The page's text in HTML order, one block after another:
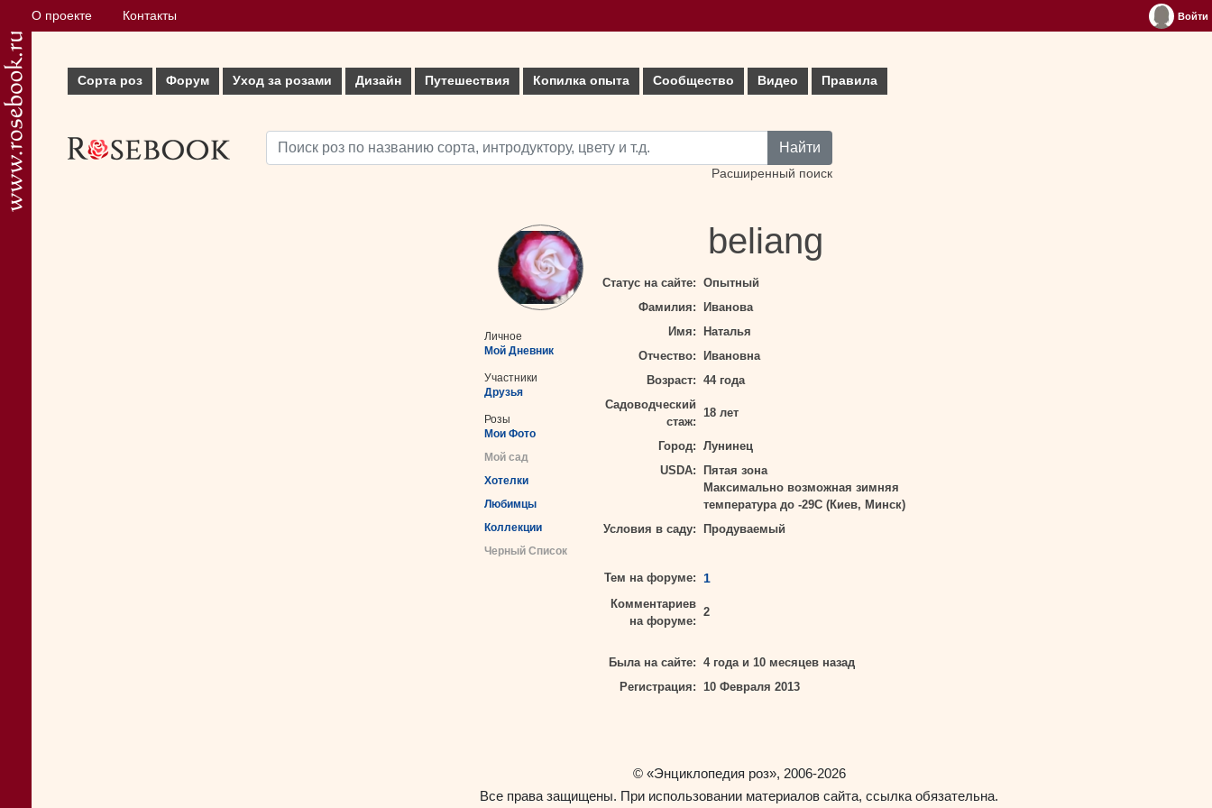
О проекте Контакты Войти
Сорта роз Форум Уход за розами Дизайн Путешествия Копилка опыта Сообщество Видео Правила
Найти
Расширенный поиск
Личное
Мой Дневник
Участники
Друзья
Розы
Мои Фото
Мой сад
Хотелки
Любимцы
Коллекции
Черный Список
beliang
Статус на сайте: Опытный
Фамилия:
Иванова
Имя:
Наталья
Отчество:
Ивановна
Возраст: 44 года
Садоводческий
стаж:
18 лет
Город: Лунинец
USDA:
Пятая зона
Максимально возможная зимняя
температура до -29С (Киев, Минск)
Условия в саду:
Продуваемый
Тем на форуме: 1
Комментариев
на форуме:
2
Была на сайте: 4 года и 10 месяцев назад
Регистрация: 10 Февраля 2013
© «Энциклопедия роз», 2006-2026
Все права защищены. При использовании материалов сайта, ссылка обязательна.